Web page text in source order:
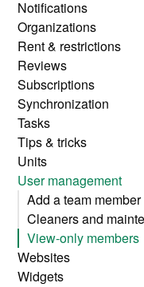
Notifications
Organizations
Rent & restrictions
Reviews
Subscriptions
Synchronization
Tasks
Tips & tricks
Units
User management
Add a team member
Cleaners and
View-only members
Websites
Widgets